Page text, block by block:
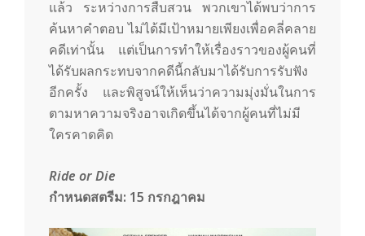
แล้ว ระหว่างการสืบสวน พวกเขาได้พบว่าการ
ค้นหาคำตอบ ไม่ได้มีเป้าหมายเพียงเพื่อคลี่คลาย
คดีเท่านั้น แต่เป็นการทำให้เรื่องราวของผู้คนที่
ได้รับผลกระทบจากคดีนี้กลับมาได้รับการรับฟัง
อีกครั้ง และพิสูจน์ให้เห็นว่าความมุ่งมั่นในการ
ตามหาความจริงอาจเกิดขึ้นได้จากผู้คนที่ไม่มี
ใครคาดคิด
Ride or Die
กำหนดสตรีม: 15 กรกฎาคม